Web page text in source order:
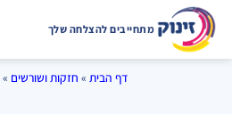
מתחייבים להצלחה שלך
דף הבית » חזקות ושורשים »